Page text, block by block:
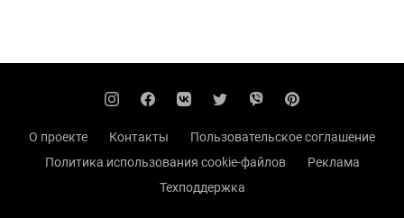
О проекте Контакты
Пользовательское соглашение
Политика использования cookie-файлов
Реклама
Техподдержка